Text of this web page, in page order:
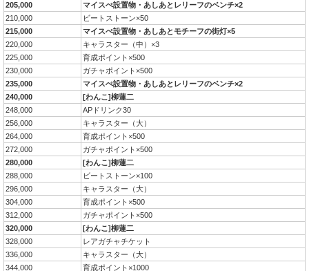
205,000
マイスぺ設置物・あしあとレリーフのベンチ×2
210,000
ビートストーン×50
215,000
マイスぺ設置物・あしあとモチーフの街灯×5
220,000
キャラスター（中）×3
225,000
育成ポイント×500
230,000
ガチャポイント×500
235,000
マイスぺ設置物・あしあとレリーフのベンチ×2
240,000
[わんこ]柳蓮二
248,000
APドリンク30
256,000
キャラスター（大）
264,000
育成ポイント×500
272,000
ガチャポイント×500
280,000
[わんこ]柳蓮二
288,000
ビートストーン×100
296,000
キャラスター（大）
304,000
育成ポイント×500
312,000
ガチャポイント×500
320,000
[わんこ]柳蓮二
328,000
レアガチャチケット
336,000
キャラスター（大）
344,000
育成ポイント×1000